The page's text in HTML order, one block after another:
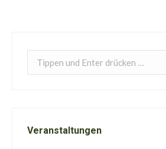
Search:
Veranstaltungen